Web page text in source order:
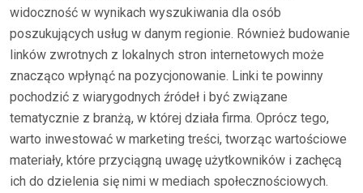
widoczność w wynikach wyszukiwania dla osób
poszukujących usług w danym regionie. Również budowanie
linków zwrotnych z lokalnych stron internetowych może
znacząco wpłynąć na pozycjonowanie. Linki te powinny
pochodzić z wiarygodnych źródeł i być związane
tematycznie z branżą, w której działa firma. Oprócz tego,
warto inwestować w marketing treści, tworząc wartościowe
materiały, które przyciągną uwagę użytkowników i zachęcą
ich do dzielenia się nimi w mediach społecznościowych.